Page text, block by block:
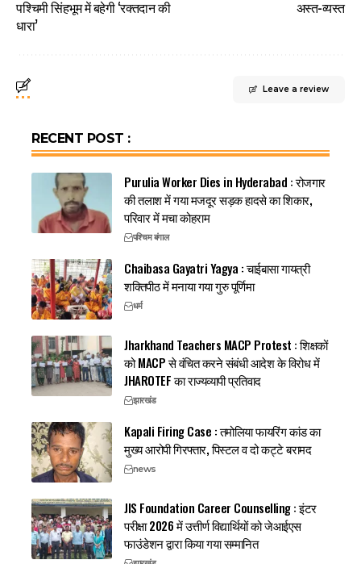
पश्चिमी सिंहभूम में बहेगी ‘रक्तदान की
धारा’
अस्त-व्यस्त
Leave a review
RECENT POST :
Purulia Worker Dies in Hyderabad : रोजगार
की तलाश में गया मजदूर सड़क हादसे का शिकार,
परिवार में मचा कोहराम
पश्चिम बंगाल
Chaibasa Gayatri Yagya : चाईबासा गायत्री
शक्तिपीठ में मनाया गया गुरु पूर्णिमा
धर्म
Jharkhand Teachers MACP Protest : शिक्षकों
को MACP से वंचित करने संबंधी आदेश के विरोध में
JHAROTEF का राज्यव्यापी प्रतिवाद
झारखंड
Kapali Firing Case : तमोलिया फायरिंग कांड का
मुख्य आरोपी गिरफ्तार, पिस्टल व दो कट्टे बरामद
news
JIS Foundation Career Counselling : इंटर
परीक्षा 2026 में उत्तीर्ण विद्यार्थियों को जेआईएस
फाउंडेशन द्वारा किया गया सम्मानित